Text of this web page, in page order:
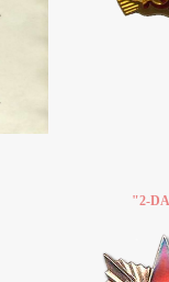
"2-